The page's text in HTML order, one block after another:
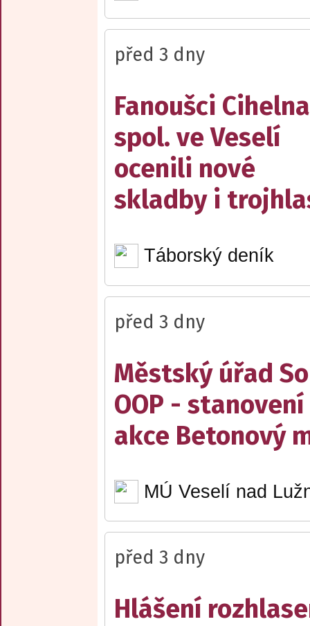
před 3 dny
Fanoušci
spol. ve Veselí
ocenili nové
skladby i
Táborský deník
před 3 dny
Městský úřad
OOP -
akce Betonový
MÚ Veselí nad
před 3 dny
Hlášení